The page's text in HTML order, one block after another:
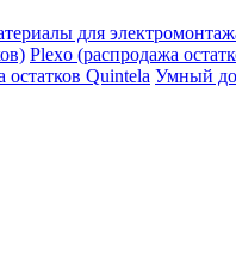
для
Plexo (распродажа
остатков Quintela Умный